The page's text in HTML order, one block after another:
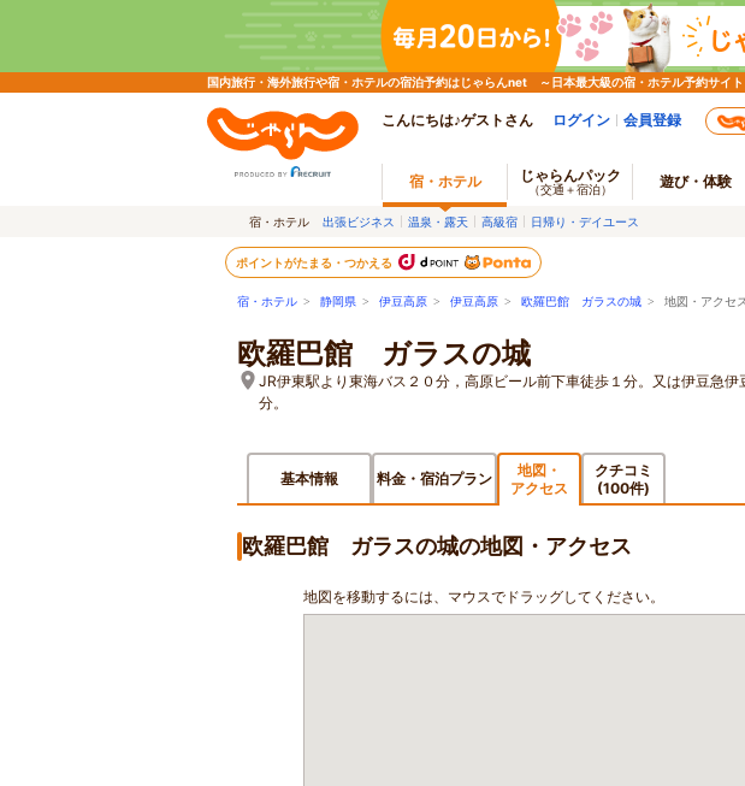
国内旅行・海外旅行や宿・ホテルの宿泊予約はじゃらんnet ～日本最大級の宿・ホテル予約サイト
こんにちは♪ゲストさん ログイン 会員登録
宿・ホテル じゃらんパック
（交通＋宿泊） 遊び・体験
宿・ホテル 出張ビジネス 温泉・露天 高級宿 日帰り・デイユース
ポイントがたまる・つかえる
宿・ホテル > 静岡県 > 伊豆高原 > 伊豆高原 > 欧羅巴館 ガラスの城 > 地図・アクセ
欧羅巴館 ガラスの城
JR伊東駅より東海バス２０分，高原ビール前下車徒歩１分。又は伊豆急
分。
基本情報 料金・宿泊プラン
地図・
アクセス
クチコミ
(100件)
欧羅巴館 ガラスの城の地図・アクセス
地図を移動するには、マウスでドラッグしてください。